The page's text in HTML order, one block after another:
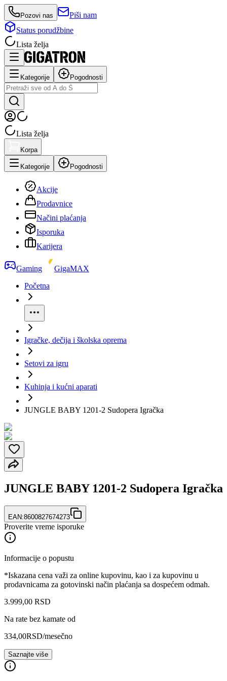
Pozovi nas
Piši nam
Status porudžbine
Lista želja
Kategorije Pogodnosti
Lista želja
Korpa
Kategorije Pogodnosti
Akcije
Prodavnice
Načini plaćanja
Isporuka
Karijera
Gaming
GigaMAX
Početna
Igračke, dečija i školska oprema
Setovi za igru
Kuhinja i kućni aparati
JUNGLE BABY 1201-2 Sudopera Igračka
JUNGLE BABY 1201-2 Sudopera Igračka
EAN:8600827674273
Proverite vreme isporuke
Informacije o popustu
*Iskazana cena važi za online kupovinu, kao i za kupovinu u
prodavnicama za gotovinski način plaćanja sa dospećem odmah.
3.999,00 RSD
Na rate bez kamate od
334,00RSD/mesečno
Saznajte više